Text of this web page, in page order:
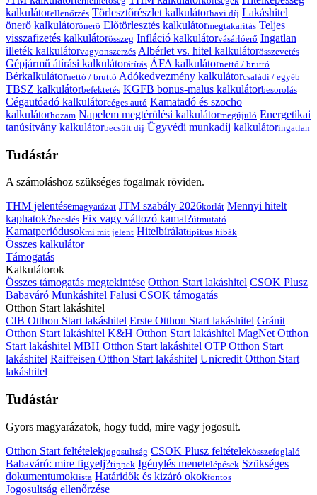
kalkulátorellenőrzés Törlesztőrészlet kalkulátorhavi díj Lakáshitel
önerő kalkulátorönerő Előtörlesztés kalkulátormegtakarítás Teljes
visszafizetés kalkulátorösszeg Infláció kalkulátorvásárlóerő Ingatlan
illeték kalkulátorvagyonszerzés Albérlet vs. hitel kalkulátorösszevetés
Gépjármű átírási kalkulátorátírás ÁFA kalkulátornettó / bruttó
Bérkalkulátornettó / bruttó Adókedvezmény kalkulátorcsaládi / egyéb
TBSZ kalkulátorbefektetés KGFB bonus-malus kalkulátorbesorolás
Cégautóadó kalkulátorcéges autó Kamatadó és szocho
kalkulátorhozam Napelem megtérülési kalkulátormegújuló Energetikai
tanúsítvány kalkulátorbecsült díj Ügyvédi munkadíj kalkulátoringatlan
Tudástár
A számoláshoz szükséges fogalmak röviden.
THM jelentésemagyarázat JTM szabály 2026korlát Mennyi hitelt
kaphatok?becslés Fix vagy változó kamat?útmutató
Kamatperiódusokmi mit jelent Hitelbírálattipikus hibák
Összes kalkulátor
Támogatás
Kalkulátorok
Összes támogatás megtekintése Otthon Start lakáshitel CSOK Plusz
Babaváró Munkáshitel Falusi CSOK támogatás
Otthon Start lakáshitel
CIB Otthon Start lakáshitel Erste Otthon Start lakáshitel Gránit
Otthon Start lakáshitel K&H Otthon Start lakáshitel MagNet Otthon
Start lakáshitel MBH Otthon Start lakáshitel OTP Otthon Start
lakáshitel Raiffeisen Otthon Start lakáshitel Unicredit Otthon Start
lakáshitel
Tudástár
Gyors magyarázatok, hogy tudd, mire vagy jogosult.
Otthon Start feltételekjogosultság CSOK Plusz feltételekösszefoglaló
Babaváró: mire figyelj?tippek Igénylés menetelépések Szükséges
dokumentumoklista Határidők és kizáró okokfontos
Jogosultság ellenőrzése